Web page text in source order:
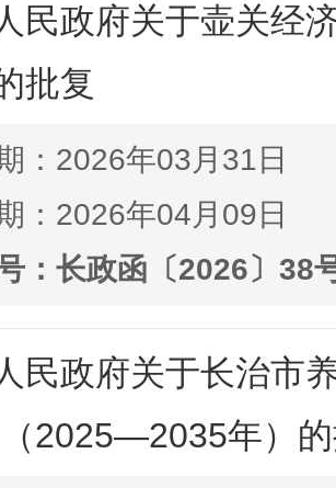
民政府关于壶关经
批复
： 2026年03月31日
： 2026年04月09日
： 长政函〔2026〕38
民政府关于长治市
2025—2035年）